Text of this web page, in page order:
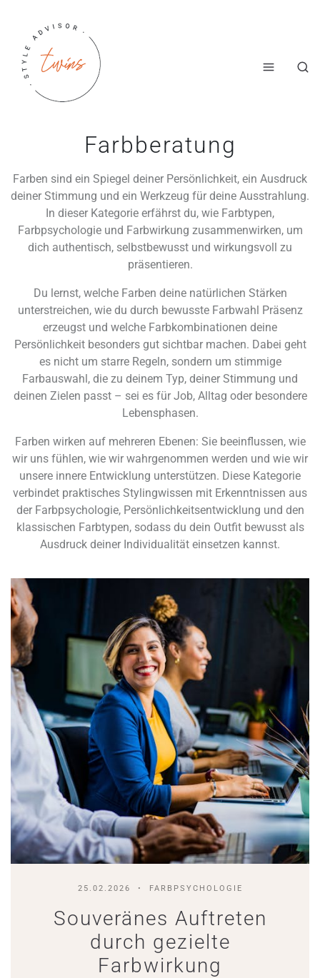
Farbberatung
Farben sind ein Spiegel deiner Persönlichkeit, ein Ausdruck
deiner Stimmung und ein Werkzeug für deine Ausstrahlung.
In dieser Kategorie erfährst du, wie Farbtypen,
Farbpsychologie und Farbwirkung zusammenwirken, um
dich authentisch, selbstbewusst und wirkungsvoll zu
präsentieren.
Du lernst, welche Farben deine natürlichen Stärken
unterstreichen, wie du durch bewusste Farbwahl Präsenz
erzeugst und welche Farbkombinationen deine
Persönlichkeit besonders gut sichtbar machen. Dabei geht
es nicht um starre Regeln, sondern um stimmige
Farbauswahl, die zu deinem Typ, deiner Stimmung und
deinen Zielen passt – sei es für Job, Alltag oder besondere
Lebensphasen.
Farben wirken auf mehreren Ebenen: Sie beeinflussen, wie
wir uns fühlen, wie wir wahrgenommen werden und wie wir
unsere innere Entwicklung unterstützen. Diese Kategorie
verbindet praktisches Stylingwissen mit Erkenntnissen aus
der Farbpsychologie, Persönlichkeitsentwicklung und den
klassischen Farbtypen, sodass du dein Outfit bewusst als
Ausdruck deiner Individualität einsetzen kannst.
25.02.2026 FARBPSYCHOLOGIE
Souveränes Auftreten
durch gezielte
Farbwirkung